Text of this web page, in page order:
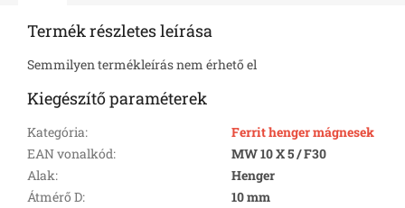
Termék részletes leírása
Semmilyen termékleírás nem érhető el
Kiegészítő paraméterek
Kategória:
Ferrit henger mágnesek
EAN vonalkód:
MW 10 X 5 / F30
Alak:
Henger
Átmérő D:
10 mm